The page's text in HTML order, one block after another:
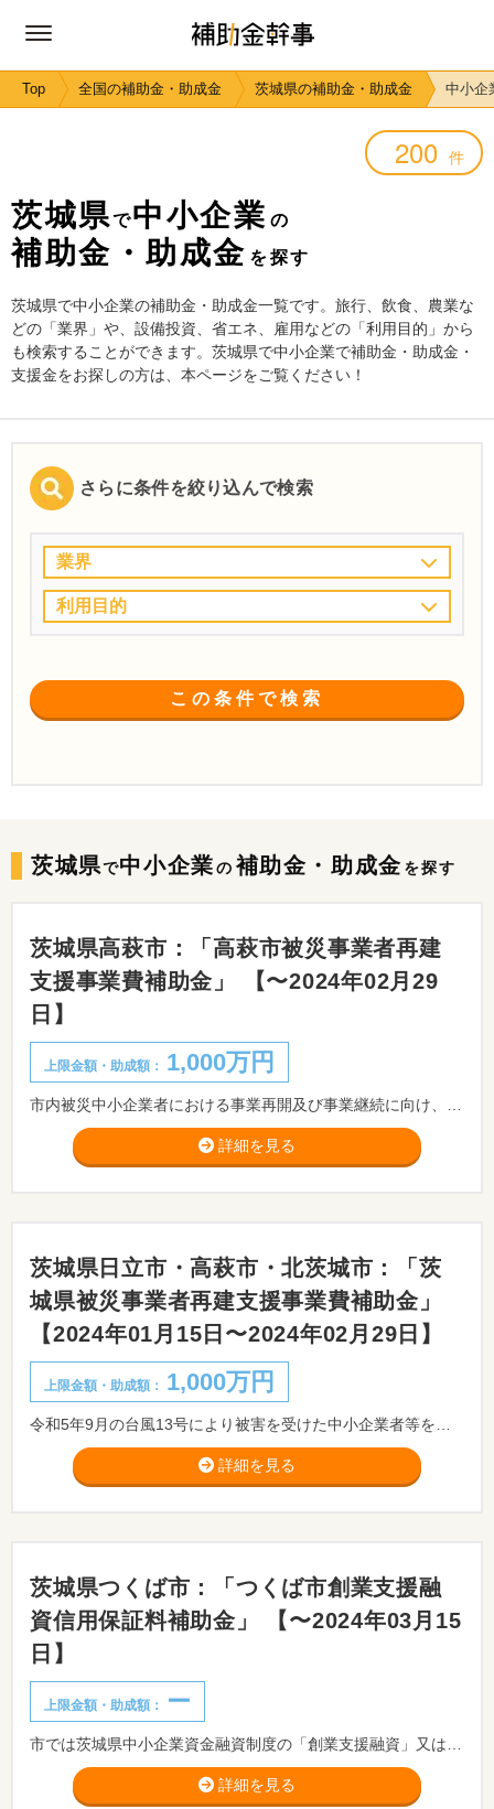
Top 全国の補助金・助成金 茨城県の補助金・助成金 中小企
200 件
茨城県で中小企業 の
補助金・助成金 を探す
茨城県で中小企業の補助金・助成金一覧です。旅行、飲食、農業な
どの「業界」や、設備投資、省エネ、雇用などの「利用目的」から
も検索することができます。茨城県で中小企業で補助金・助成金・
支援金をお探しの方は、本ページをご覧ください！
さらに条件を絞り込んで検索
業界
利用目的
この条件で検索
茨城県で中小企業 の 補助金・助成金を探す
茨城県高萩市：「高萩市被災事業者再建
支援事業費補助金」 【〜2024年02月29
日】
上限金額・助成額： 1,000万円
詳細を見る
茨城県日立市・高萩市・北茨城市：「茨
城県被災事業者再建支援事業費補助金」
【2024年01月15日〜2024年02月29日】
上限金額・助成額： 1,000万円
詳細を見る
茨城県つくば市：「つくば市創業支援融
資信用保証料補助金」 【〜2024年03月15
日】
上限金額・助成額： ー
詳細を見る